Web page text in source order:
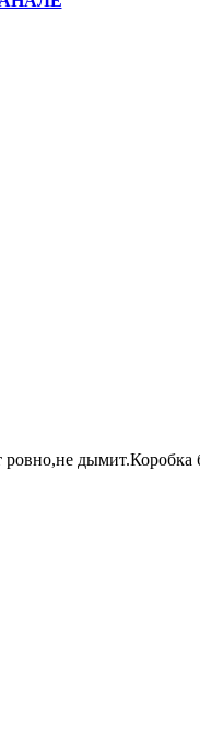
дымит.Коробка